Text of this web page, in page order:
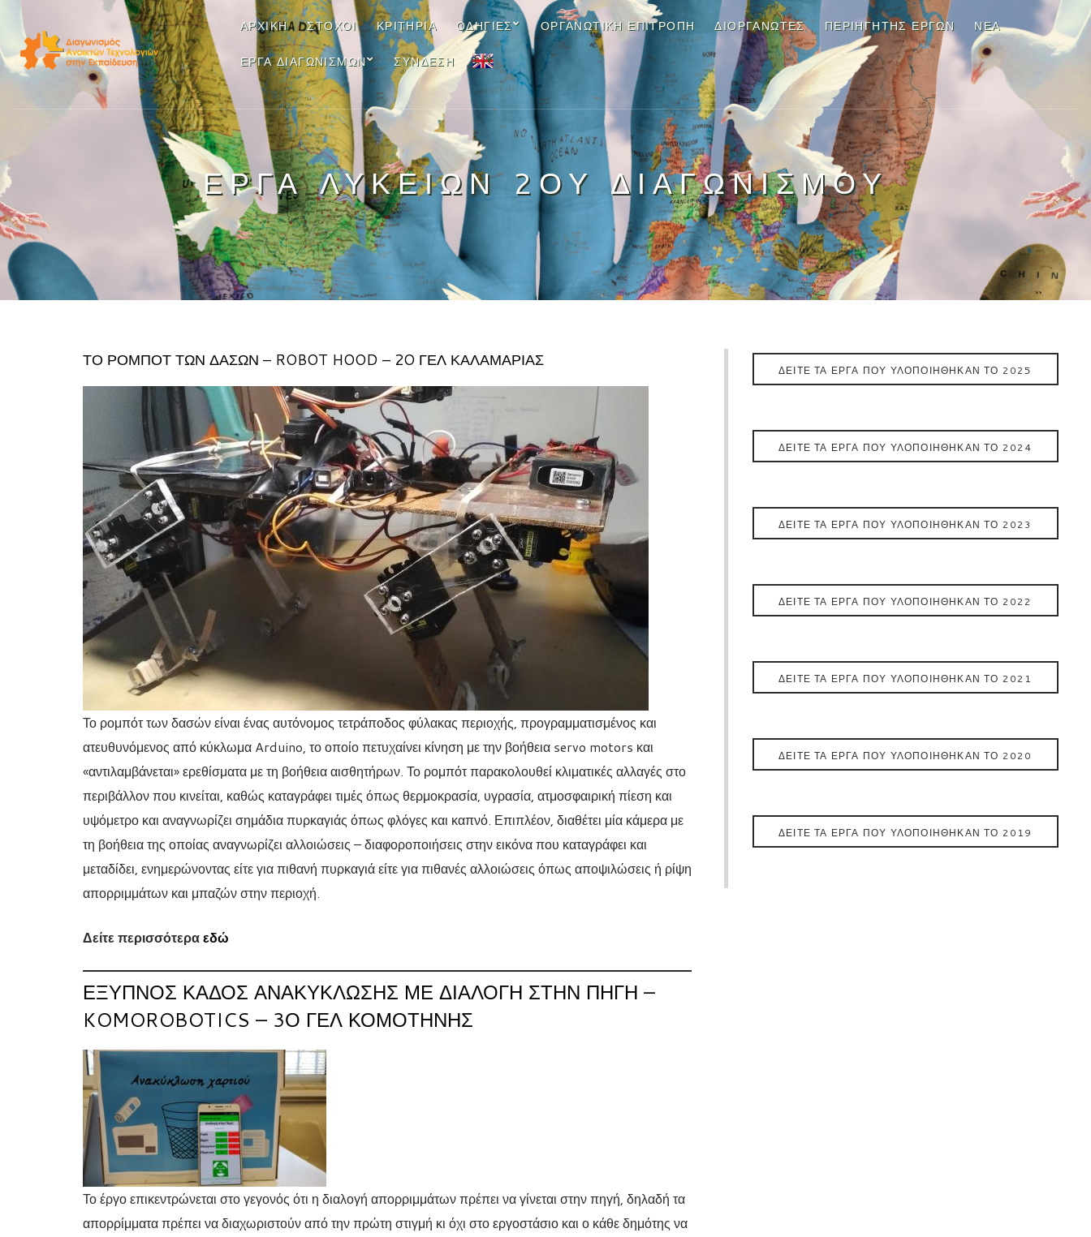
ΑΡΧΙΚΉ ΣΤΌΧΟΙ ΚΡΙΤΉΡΙΑ ΟΔΗΓΊΕΣ ΟΡΓΑΝΩΤΙΚΉ ΕΠΙΤΡΟΠΉ ΔΙΟΡΓΑΝΩΤΕΣ ΠΕΡΙΗΓΗΤΉΣ ΈΡΓΩΝ ΝΈΑ
ΈΡΓΑ ΔΙΑΓΩΝΙΣΜΏΝ ΣΎΝΔΕΣΗ EN
ΈΡΓΑ ΛΥΚΕΊΩΝ 2ΟΥ ΔΙΑΓΩΝΙΣΜΟΎ
ΤΟ ΡΟΜΠΌΤ ΤΩΝ ΔΑΣΏΝ – ROBOT HOOD – 2O ΓΕΛ ΚΑΛΑΜΑΡΙΆΣ
Το ρομπότ των δασών είναι ένας αυτόνομος τετράποδος φύλακας περιοχής, προγραμματισμένος και
ατευθυνόμενος από κύκλωμα Arduino, το οποίο πετυχαίνει κίνηση με την βοήθεια servo motors και
«αντιλαμβάνεται» ερεθίσματα με τη βοήθεια αισθητήρων. Το ρομπότ παρακολουθεί κλιματικές αλλαγές στο
περιβάλλον που κινείται, καθώς καταγράφει τιμές όπως θερμοκρασία, υγρασία, ατμοσφαιρική πίεση και
υψόμετρο και αναγνωρίζει σημάδια πυρκαγιάς όπως φλόγες και καπνό. Επιπλέον, διαθέτει μία κάμερα με
τη βοήθεια της οποίας αναγνωρίζει αλλοιώσεις – διαφοροποιήσεις στην εικόνα που καταγράφει και
μεταδίδει, ενημερώνοντας είτε για πιθανή πυρκαγιά είτε για πιθανές αλλοιώσεις όπως αποψιλώσεις ή ρίψη
απορριμμάτων και μπαζών στην περιοχή.
Δείτε περισσότεραεδώ
ΈΞΥΠΝΟΣ ΚΆΔΟΣ ΑΝΑΚΎΚΛΩΣΗΣ ΜΕ ΔΙΑΛΟΓΉ ΣΤΗΝ ΠΗΓΉ –
KOMOROBOTICS – 3Ο ΓΕΛ ΚΟΜΟΤΗΝΉΣ
Το έργο επικεντρώνεται στο γεγονός ότι η διαλογή απορριμμάτων πρέπει να γίνεται στην πηγή, δηλαδή τα
απορρίμματα πρέπει να διαχωριστούν από την πρώτη στιγμή κι όχι στο εργοστάσιο και ο κάθε δημότης να
ΔΕΊΤΕ ΤΑ ΈΡΓΑ ΠΟΥ ΥΛΟΠΟΙΉΘΗΚΑΝ ΤΟ 2025
ΔΕΊΤΕ ΤΑ ΈΡΓΑ ΠΟΥ ΥΛΟΠΟΙΉΘΗΚΑΝ ΤΟ 2024
ΔΕΙΤΕ ΤΑ ΕΡΓΑ ΠΟΥ ΥΛΟΠΟΙΗΘΗΚΑΝ ΤΟ 2023
ΔΕΙΤΕ ΤΑ ΕΡΓΑ ΠΟΥ ΥΛΟΠΟΙΗΘΗΚΑΝ ΤΟ 2022
ΔΕΙΤΕ ΤΑ ΕΡΓΑ ΠΟΥ ΥΛΟΠΟΙΗΘΗΚΑΝ ΤΟ 2021
ΔΕΙΤΕ ΤΑ ΕΡΓΑ ΠΟΥ ΥΛΟΠΟΙΗΘΗΚΑΝ ΤΟ 2020
ΔΕΙΤΕ ΤΑ ΕΡΓΑ ΠΟΥ ΥΛΟΠΟΙΗΘΗΚΑΝ ΤΟ 2019